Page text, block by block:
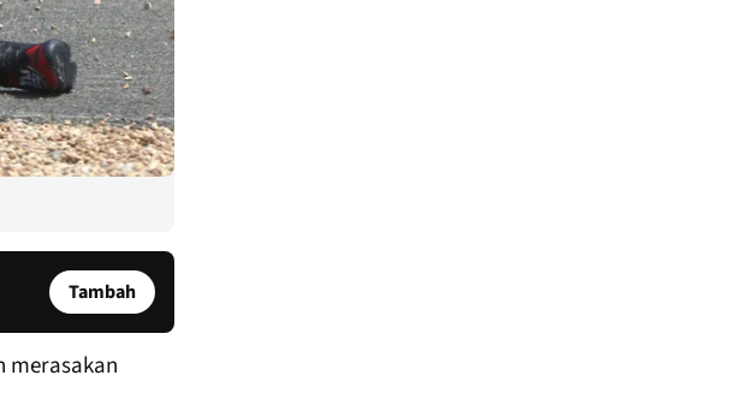
Tambah
merasakan